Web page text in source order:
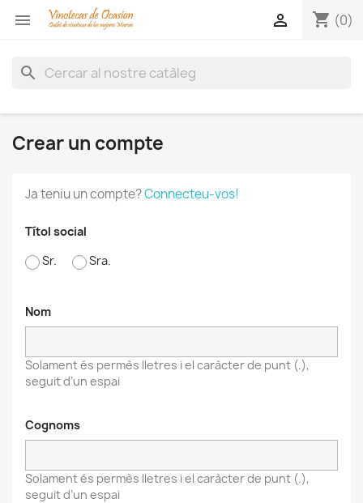
 shopping_cart (0)

search
Crear un compte
Ja teniu un compte?Connecteu-vos!
Títol social
Sr.
Sra.
Nom
Solament és permès lletres i el caràcter de punt (.),
seguit d’un espai
Cognoms
Solament és permès lletres i el caràcter de punt (.),
seguit d’un espai